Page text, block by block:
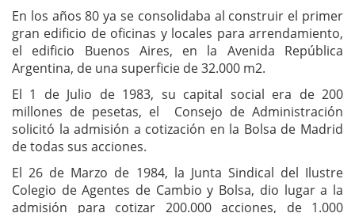
En los años 80 ya se consolidaba al construir el primer
gran edificio de oficinas y locales para arrendamiento,
el edificio Buenos Aires, en la Avenida República
Argentina, de una superficie de 32.000 m2.
El 1 de Julio de 1983, su capital social era de 200
millones de pesetas, el Consejo de Administración
solicitó la admisión a cotización en la Bolsa de Madrid
de todas sus acciones.
El 26 de Marzo de 1984, la Junta Sindical del Ilustre
Colegio de Agentes de Cambio y Bolsa, dio lugar a la
admisión para cotizar 200.000 acciones, de 1.000